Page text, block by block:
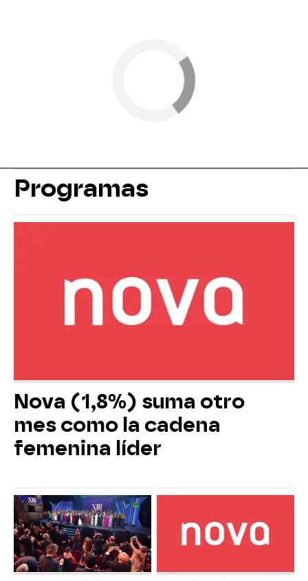
Programas
Nova (1,8%) suma otro
mes como la cadena
femenina líder